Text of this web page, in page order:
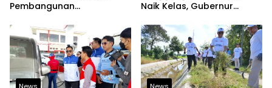
Pembangunan
Naik Kelas, Gubernur
Tembus Pasar Ekspor
News News